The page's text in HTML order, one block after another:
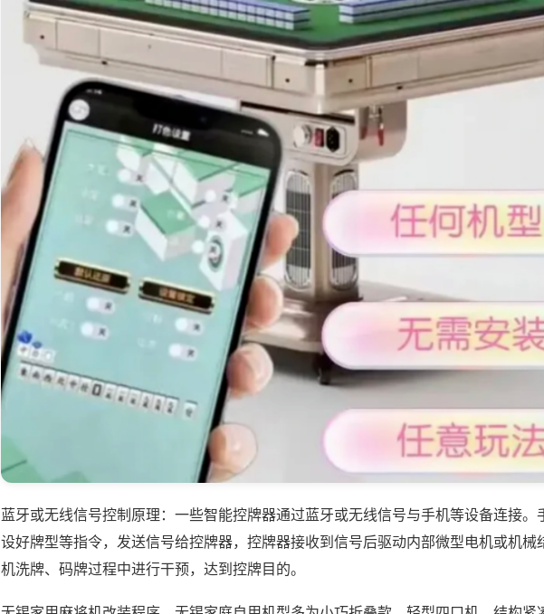
蓝牙或无线信号控制原理：一些智能控牌器通过蓝牙或无线信号与手机等设备连接。
设好牌型等指令，发送信号给控牌器，控牌器接收到信号后驱动内部微型电机或机械
机洗牌、码牌过程中进行干预，达到控牌目的。